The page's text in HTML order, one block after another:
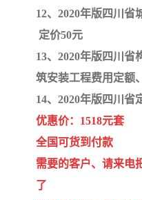
12、2020年版四川省
定价50元
13、2020年版四川省
筑安装工程费用定
14、2020年版四川
优惠价：1518元套
全国可货到付款
需要的客户、请来电
了